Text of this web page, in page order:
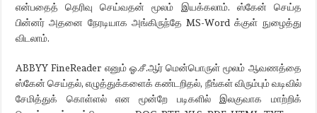
என்பதைத் தெரிவு செய்வதன் மூலம் இயக்கலாம். ஸ்கேன் செய்த
பின்னர் அதனை நேரடியாக அங்கிருந்தே MS-Word க்குள் நுழைத்து
விடலாம்.
ABBYY FineReader எனும் ஓ.சீ.ஆர் மென்பொருள் மூலம் ஆவணத்தை
ஸ்கேன் செய்தல், எழுத்துக்களைக் கண்டறிதல், நீங்கள் விரும்பும் வடிவில்
சேமித்துக் கொள்ளல் என மூன்றே படிகளில் இலகுவாக மாற்றிக்